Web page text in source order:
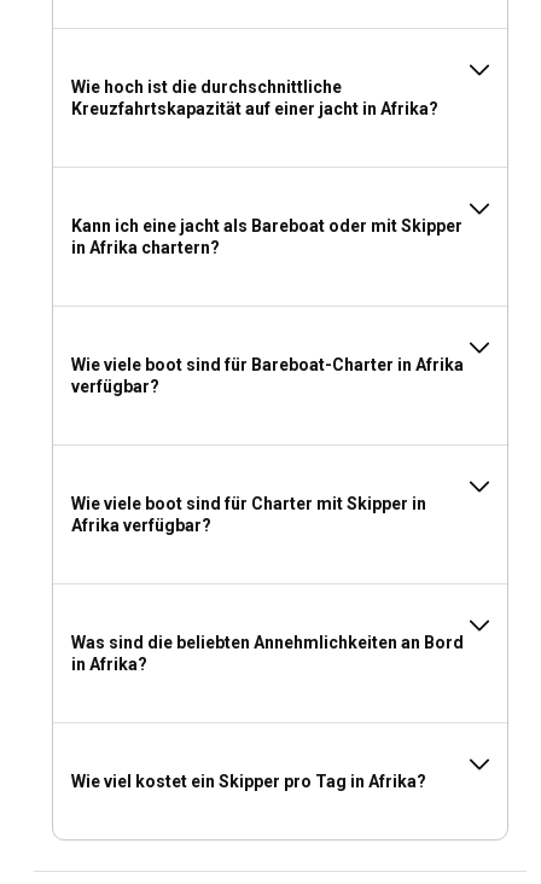
kompromisslosen Luxus genießen. Die Crew bietet lokale
Einblicke und persönlichen Service – was Ihren Yachtcharter
in Afrika noch bereichernder macht. Für diejenigen, die Wert
Besatzung vorzuziehen.
Welche Lizenz benötige ich, um eine Yacht in Afrika
zu chartern?
internationales Kompetenzzertifikat oder ein gleichwertiges
Zertifikat erforderlich, um ohne Skipper chartern zu können.
Es wird empfohlen, vorab die örtlichen Vorschriften und
einpacken?
Wetterbedingungen, Sonnenschutz und Segelausrüstung
Gegenstände, bequeme Kleidung,
Unterhaltungsmöglichkeiten und Sicherheitsausrüstung
Wie hoch ist die durchschnittliche
Kreuzfahrtskapazität auf einer jacht in Afrika?
Kann ich eine jacht als Bareboat oder mit Skipper
in Afrika chartern?
Wie viele boot sind für Bareboat-Charter in Afrika
verfügbar?
Wie viele boot sind für Charter mit Skipper in
Afrika verfügbar?
Was sind die beliebten Annehmlichkeiten an Bord
in Afrika?
Wie viel kostet ein Skipper pro Tag in Afrika?